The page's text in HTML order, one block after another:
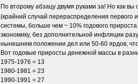
По второму абзацу двумя руками за! Но как
(крайний случай перераспределения первого
системы, больше чем ~ 10% годового
экономику, без дополнительной инфляции
нынешнем положении дел или 50-60 ярдов,
Вот годовые приросты денежной массы в
1975-1976 = 13
1980-1981 = 23
1990-1991 = 27